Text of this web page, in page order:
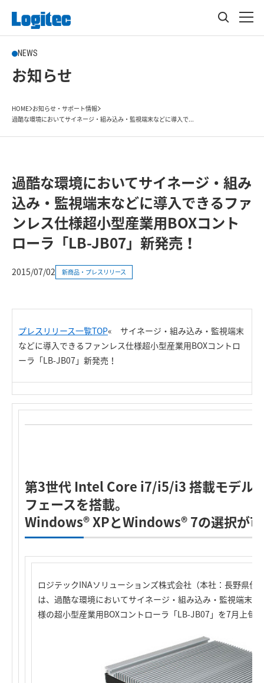
NEWS
お知らせ
HOME お知らせ・サポート情報
過酷な環境においてサイネージ・組み込み・監視端末などに導入で...
過酷な環境においてサイネージ・組み
込み・監視端末などに導入できるファ
ンレス仕様超小型産業用BOXコント
ローラ「LB-JB07」新発売！
2015/07/02 新商品・プレスリリース
プレスリリース一覧TOP«
サイネージ・組み込み・監視端末
などに導入できるファンレス仕様超小型産業用BOXコントロ
ーラ「LB-JB07」新発売！
第3世代 Intel Core i7/i5/i3 搭載モデル
フェースを搭載。
Windows® XPとWindows® 7の選択が
ロジテックINAソリューションズ株式会社（本社：長野県
は、過酷な環境においてサイネージ・組み込み・監視端末
様の超小型産業用BOXコントローラ「LB-JB07」を7月上旬